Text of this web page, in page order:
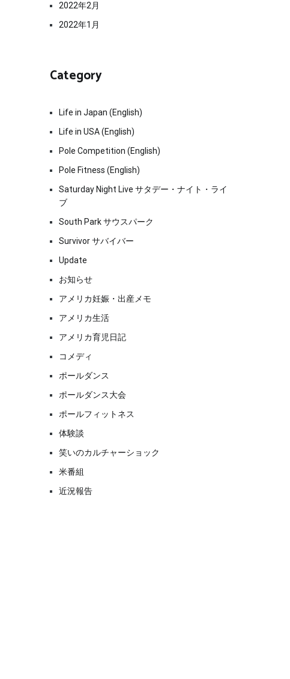
2022年2月
2022年1月
Category
Life in Japan (English)
Life in USA (English)
Pole Competition (English)
Pole Fitness (English)
Saturday Night Live サタデー・ナイト・ライ
ブ
South Park サウスパーク
Survivor サバイバー
Update
お知らせ
アメリカ妊娠・出産メモ
アメリカ生活
アメリカ育児日記
コメディ
ポールダンス
ポールダンス大会
ポールフィットネス
体験談
笑いのカルチャーショック
米番組
近況報告